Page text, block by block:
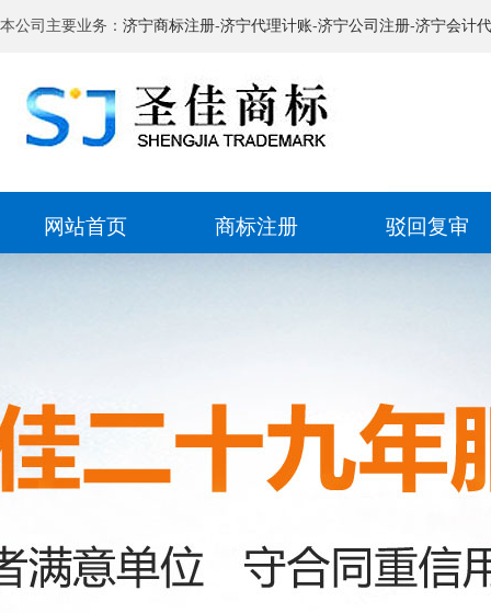
本公司主要业务： 济宁商标注册-济宁代理计账-济宁公司注册-济宁会计
网站首页 商标注册 驳回复审